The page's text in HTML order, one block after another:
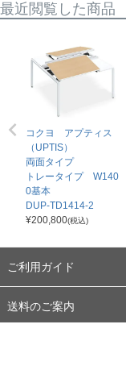
最近閲覧した商品
コクヨ アプティス
（UPTIS）
両面タイプ
トレータイプ W140
0基本
DUP-TD1414-2
¥200,800(税込)
ご利用ガイド
送料のご案内